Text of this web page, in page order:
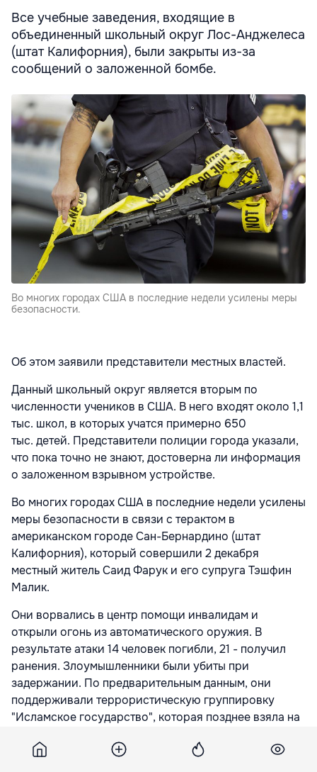
Все учебные заведения, входящие в
объединенный школьный округ Лос-Анджелеса
(штат Калифорния), были закрыты из-за
сообщений о заложенной бомбе.
Во многих городах США в последние недели усилены меры
безопасности.
Об этом заявили представители местных властей.
Данный школьный округ является вторым по
численности учеников в США. В него входят около 1,1
тыс. школ, в которых учатся примерно 650
тыс. детей. Представители полиции города указали,
что пока точно не знают, достоверна ли информация
о заложенном взрывном устройстве.
Во многих городах США в последние недели усилены
меры безопасности в связи с терактом в
американском городе Сан-Бернардино (штат
Калифорния), который совершили 2 декабря
местный житель Саид Фарук и его супруга Тэшфин
Малик.
Они ворвались в центр помощи инвалидам и
открыли огонь из автоматического оружия. В
результате атаки 14 человек погибли, 21 - получил
ранения. Злоумышленники были убиты при
задержании. По предварительным данным, они
поддерживали террористическую группировку
"Исламское государство", которая позднее взяла на